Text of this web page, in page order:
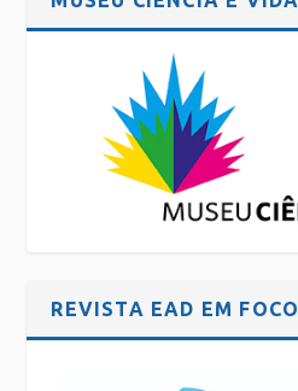
REVISTA EAD EM FOCO